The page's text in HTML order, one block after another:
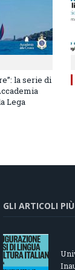
la serie di
Lega
GLI ARTICOLI